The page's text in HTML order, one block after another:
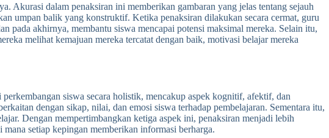
Akurasi dalam penaksiran ini memberikan gambaran yang jelas tentang sejauh
umpan balik yang konstruktif. Ketika penaksiran dilakukan secara cermat, guru
pada akhirnya, membantu siswa mencapai potensi maksimal mereka. Selain itu,
melihat kemajuan mereka tercatat dengan baik, motivasi belajar mereka
siswa secara holistik, mencakup aspek kognitif, afektif, dan
dengan sikap, nilai, dan emosi siswa terhadap pembelajaran. Sementara itu,
Dengan mempertimbangkan ketiga aspek ini, penaksiran menjadi lebih
setiap kepingan memberikan informasi berharga.